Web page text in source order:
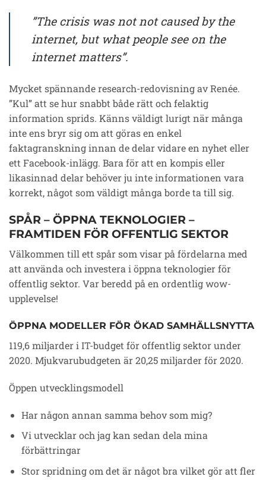
”The crisis was not not caused by the
internet, but what people see on the
internet matters”.
Mycket spännande research-redovisning av Renée.
”Kul” att se hur snabbt både rätt och felaktig
information sprids. Känns väldigt lurigt när många
inte ens bryr sig om att göras en enkel
faktagranskning innan de delar vidare en nyhet eller
ett Facebook-inlägg. Bara för att en kompis eller
likasinnad delar behöver ju inte informationen vara
korrekt, något som väldigt många borde ta till sig.
SPÅR – ÖPPNA TEKNOLOGIER –
FRAMTIDEN FÖR OFFENTLIG SEKTOR
Välkommen till ett spår som visar på fördelarna med
att använda och investera i öppna teknologier för
offentlig sektor. Var beredd på en ordentlig wow-
upplevelse!
ÖPPNA MODELLER FÖR ÖKAD SAMHÄLLSNYTTA
119,6 miljarder i IT-budget för offentlig sektor under
2020. Mjukvarubudgeten är 20,25 miljarder för 2020.
Öppen utvecklingsmodell
Har någon annan samma behov som mig?
Vi utvecklar och jag kan sedan dela mina
förbättringar
Stor spridning om det är något bra vilket gör att fler